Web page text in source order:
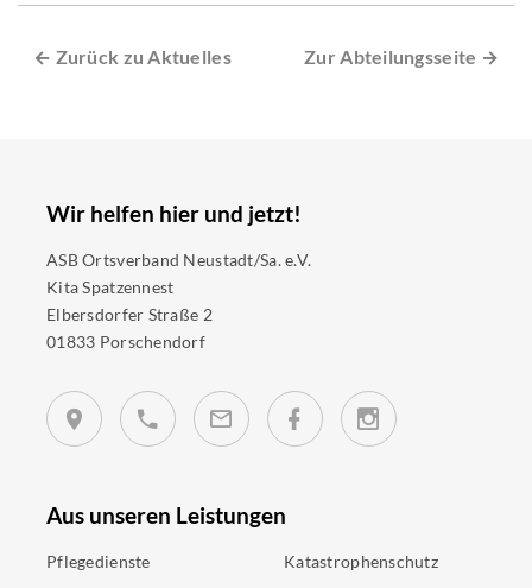
← Zurück zu Aktuelles Zur Abteilungsseite →
Wir helfen hier und jetzt!
ASB Ortsverband Neustadt/Sa. e.V.
Kita Spatzennest
Elbersdorfer Straße 2
01833 Porschendorf
Aus unseren Leistungen
Pflegedienste
Katastrophenschutz